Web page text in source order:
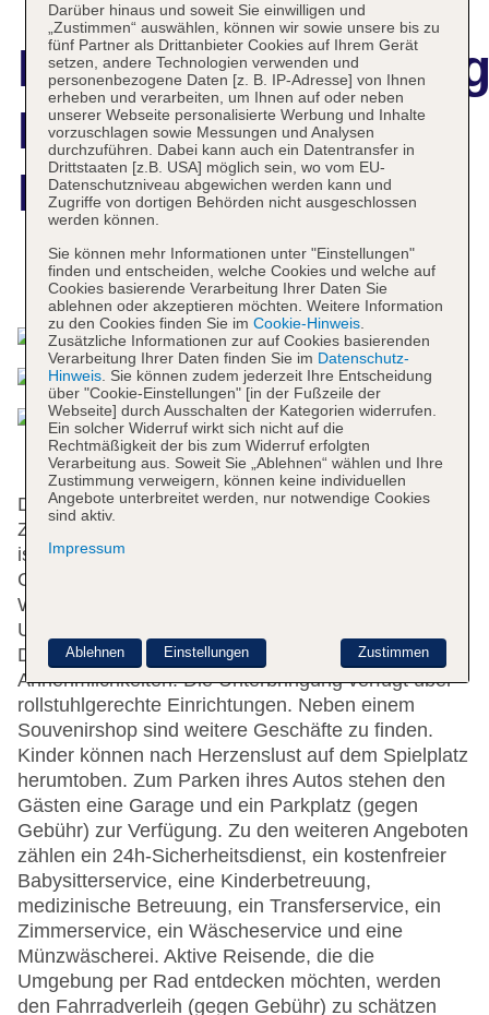
Pullman Stuttgart
Fontana
Das bietet Ihre Unterkunft
Das Hotel mit einem Aufzug verfügt über 252
Zimmer. Das freundliche Personal an der Rezeption
ist gerne bei allen Fragen behilflich. Eine
Gepäckaufbewahrung, ein Safe und eine
Wechselstube gehören zur Einrichtung der
Unterbringung. Im Haus steht WLAN zur Verfügung.
Das Hotel bietet eine Reihe behindertengerechter
Annehmlichkeiten. Die Unterbringung verfügt über
rollstuhlgerechte Einrichtungen. Neben einem
Souvenirshop sind weitere Geschäfte zu finden.
Kinder können nach Herzenslust auf dem Spielplatz
herumtoben. Zum Parken ihres Autos stehen den
Gästen eine Garage und ein Parkplatz (gegen
Gebühr) zur Verfügung. Zu den weiteren Angeboten
zählen ein 24h-Sicherheitsdienst, ein kostenfreier
Babysitterservice, eine Kinderbetreuung,
medizinische Betreuung, ein Transferservice, ein
Zimmerservice, ein Wäscheservice und eine
Münzwäscherei. Aktive Reisende, die die
Umgebung per Rad entdecken möchten, werden
den Fahrradverleih (gegen Gebühr) zu schätzen
Darüber hinaus und soweit Sie einwilligen und
„Zustimmen“ auswählen, können wir sowie unsere bis zu
fünf Partner als Drittanbieter Cookies auf Ihrem Gerät
setzen, andere Technologien verwenden und
personenbezogene Daten [z. B. IP-Adresse] von Ihnen
erheben und verarbeiten, um Ihnen auf oder neben
unserer Webseite personalisierte Werbung und Inhalte
vorzuschlagen sowie Messungen und Analysen
durchzuführen. Dabei kann auch ein Datentransfer in
Drittstaaten [z.B. USA] möglich sein, wo vom EU-
Datenschutzniveau abgewichen werden kann und
Zugriffe von dortigen Behörden nicht ausgeschlossen
werden können.
Sie können mehr Informationen unter "Einstellungen"
finden und entscheiden, welche Cookies und welche auf
Cookies basierende Verarbeitung Ihrer Daten Sie
ablehnen oder akzeptieren möchten. Weitere Information
zu den Cookies finden Sie im Cookie-Hinweis.
Zusätzliche Informationen zur auf Cookies basierenden
Verarbeitung Ihrer Daten finden Sie im Datenschutz-
Hinweis. Sie können zudem jederzeit Ihre Entscheidung
über "Cookie-Einstellungen" [in der Fußzeile der
Webseite] durch Ausschalten der Kategorien widerrufen.
Ein solcher Widerruf wirkt sich nicht auf die
Rechtmäßigkeit der bis zum Widerruf erfolgten
Verarbeitung aus. Soweit Sie „Ablehnen“ wählen und Ihre
Zustimmung verweigern, können keine individuellen
Angebote unterbreitet werden, nur notwendige Cookies
sind aktiv.
Impressum
Zustimmen
Ablehnen Einstellungen